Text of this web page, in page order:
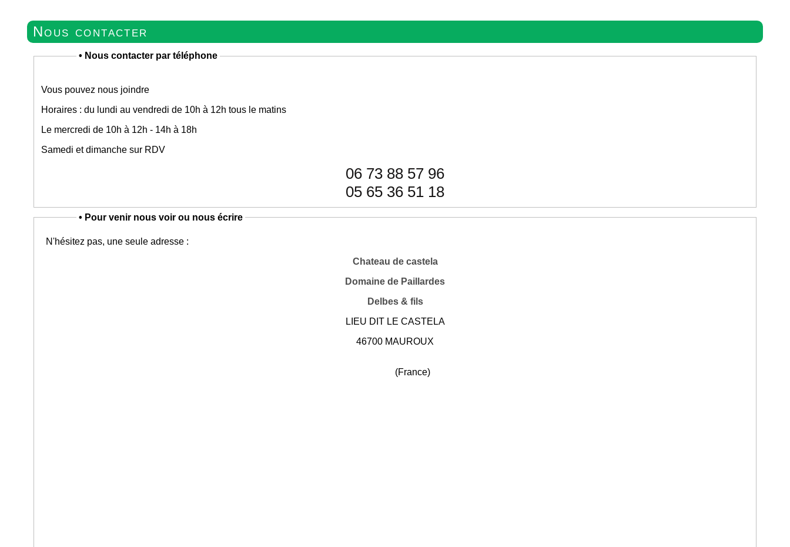
Nous contacter
• Nous contacter par téléphone
Vous pouvez nous joindre
Horaires : du lundi au vendredi de 10h à 12h tous le matins
Le mercredi de 10h à 12h - 14h à 18h
Samedi et dimanche sur RDV
06 73 88 57 96
05 65 36 51 18
• Pour venir nous voir ou nous écrire
N'hésitez pas, une seule adresse :
Chateau de castela
Domaine de Paillardes
Delbes & fils
LIEU DIT LE CASTELA
46700 MAUROUX
(France)